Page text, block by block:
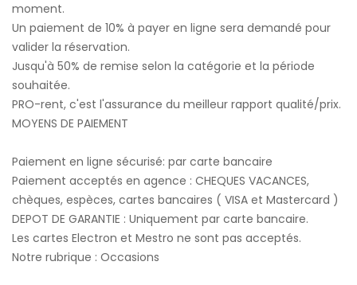
moment.
Un paiement de 10% à payer en ligne sera demandé pour
valider la réservation.
Jusqu'à 50% de remise selon la catégorie et la période
souhaitée.
PRO-rent, c'est l'assurance du meilleur rapport qualité/prix.
MOYENS DE PAIEMENT
Paiement en ligne sécurisé: par carte bancaire
Paiement acceptés en agence : CHEQUES VACANCES,
chèques, espèces, cartes bancaires ( VISA et Mastercard )
DEPOT DE GARANTIE : Uniquement par carte bancaire.
Les cartes Electron et Mestro ne sont pas acceptés.
Notre rubrique : Occasions